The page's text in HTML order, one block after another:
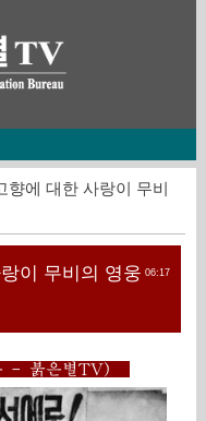
에 대한 사랑이 무비
06:17
이 무비의 영웅
- 붉은별TV)